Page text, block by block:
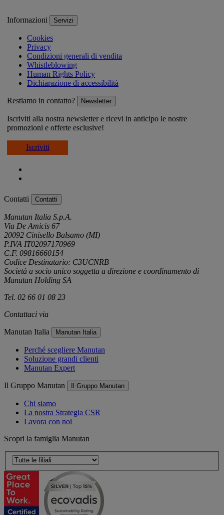
Informazioni Servizi
Cookies
Privacy
Condizioni generali di vendita
Whistleblowing
Human Rights Policy
Dichiarazione di accessibilità
Restiamo in contatto? Newsletter
Iscriviti alla nostra newsletter e ricevi in anticipo le nostre
promozioni e offerte esclusive!
Iscriviti
Contatti Contatti
Manutan Italia S.p.A.
Via De Amicis 67
20092 Cinisello Balsamo (MI)
P.IVA IT02097170969
C.F. 09816660154
Codice Destinatario: C3UCNRB
Società a socio unico soggetta a direzione e coordinamento di
Manutan Holding SA
Tel. 02 66 01 08 23
Contattaci via
Manutan Italia Manutan Italia
Perché scegliere Manutan
Soluzione grandi clienti
Manutan Expert
Il Gruppo Manutan Il Gruppo Manutan
Chi siamo
La nostra Strategia CSR
Lavora con noi
Scopri la famiglia Manutan